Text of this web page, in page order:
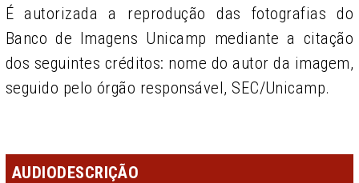
É autorizada a reprodução das fotografias do
Banco de Imagens Unicamp mediante a citação
dos seguintes créditos: nome do autor da imagem,
seguido pelo órgão responsável, SEC/Unicamp.
AUDIODESCRIÇÃO